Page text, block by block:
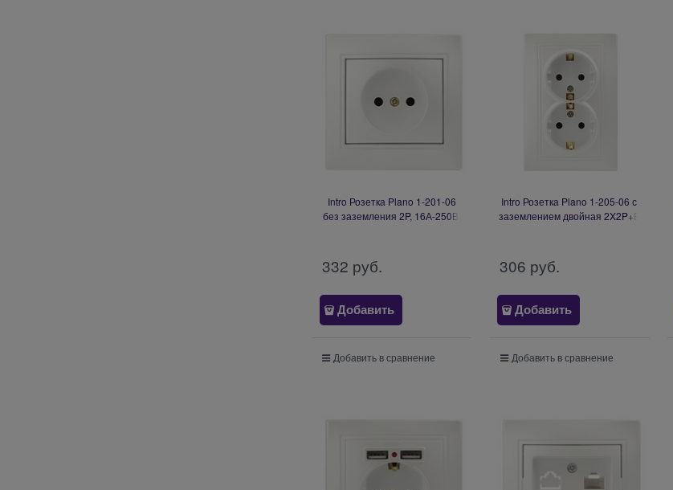
Intro Розетка Plano 1-201-06
без заземления 2P, 16А-250В,
332 руб.
Добавить
Добавить в сравнение
Intro Розетка Plano 1-205-06 с
заземлением двойная 2X2P+E
306 руб.
Добавить
Добавить в сравнение